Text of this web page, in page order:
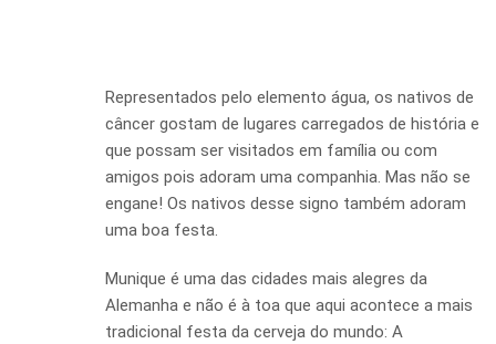
Representados pelo elemento água, os nativos de
câncer gostam de lugares carregados de história e
que possam ser visitados em família ou com
amigos pois adoram uma companhia. Mas não se
engane! Os nativos desse signo também adoram
uma boa festa.
Munique é uma das cidades mais alegres da
Alemanha e não é à toa que aqui acontece a mais
tradicional festa da cerveja do mundo: A